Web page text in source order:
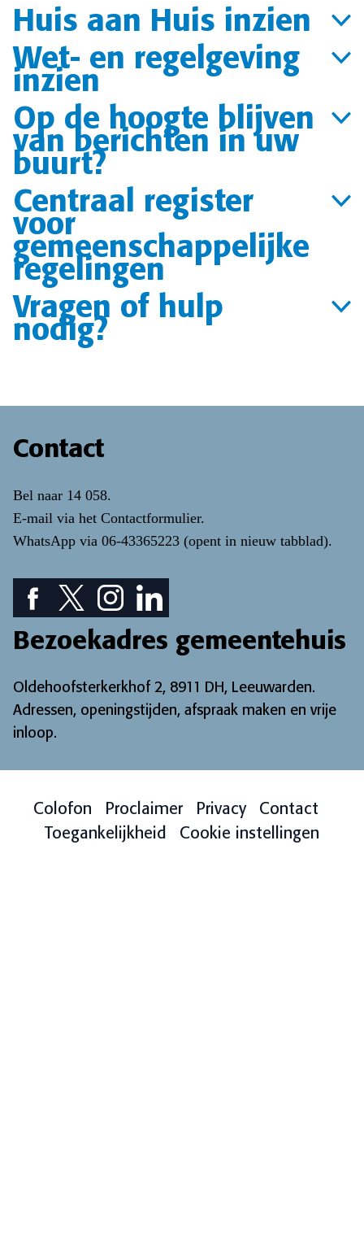
Huis aan Huis inzien
Wet- en regelgeving
inzien
Op de hoogte blijven
van berichten in uw
buurt?
Centraal register
voor
gemeenschappelijke
regelingen
Vragen of hulp
nodig?
Contact
Bel naar 14 058.
E-mail via het Contactformulier.
WhatsApp via 06-43365223 (opent in nieuw tabblad).
Facebook pictogram: bekijk onze Facebook pagina
Twitter pictogram: bekijk onze Twitter pagina
Instagram pictogram: bekijk onze
LinkedIn pictogram: bekijk onze
Bezoekadres gemeentehuis
Oldehoofsterkerkhof 2, 8911 DH, Leeuwarden.
Adressen, openingstijden, afspraak maken en vrije
inloop.
Colofon Proclaimer Privacy
Contact
Toegankelijkheid
Cookie instellingen